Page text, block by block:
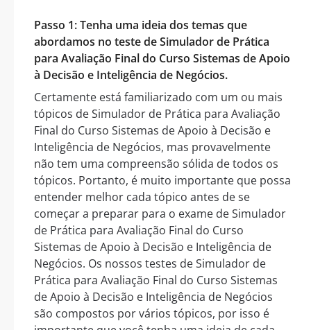
Passo 1: Tenha uma ideia dos temas que
abordamos no teste de Simulador de Prática
para Avaliação Final do Curso Sistemas de Apoio
à Decisão e Inteligência de Negócios.
Certamente está familiarizado com um ou mais
tópicos de Simulador de Prática para Avaliação
Final do Curso Sistemas de Apoio à Decisão e
Inteligência de Negócios, mas provavelmente
não tem uma compreensão sólida de todos os
tópicos. Portanto, é muito importante que possa
entender melhor cada tópico antes de se
começar a preparar para o exame de Simulador
de Prática para Avaliação Final do Curso
Sistemas de Apoio à Decisão e Inteligência de
Negócios. Os nossos testes de Simulador de
Prática para Avaliação Final do Curso Sistemas
de Apoio à Decisão e Inteligência de Negócios
são compostos por vários tópicos, por isso é